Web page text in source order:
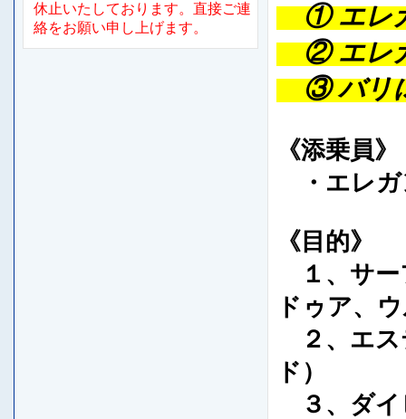
① エレガ
②エレ
③ バリ
《添乗員》
・エレガ
《目的》
１、サー
ドゥア、
２、エス
ド ）
３、ダイ
休止いたしております。直接ご連
絡をお願い申し上げます。